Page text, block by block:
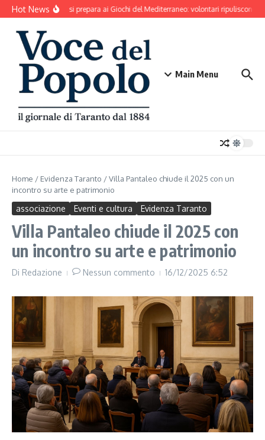
Salta al contenuto
Hot NewsTaranto si prepara ai Giochi del Mediterraneo: volontari ripuliscono
Main Menu
Home / Evidenza Taranto /Villa Pantaleo chiude il 2025 con un
incontro su arte e patrimonio
associazione Eventi e cultura Evidenza Taranto
Villa Pantaleo chiude il 2025 con
un incontro su arte e patrimonio
Di Redazione Nessun commento 16/12/2025 6:52